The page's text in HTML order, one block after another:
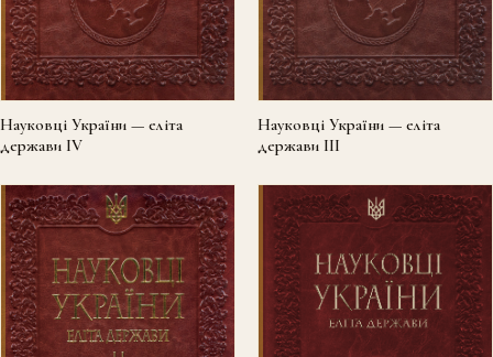
Науковці України — еліта
держави IV
Науковці України — еліта
держави III